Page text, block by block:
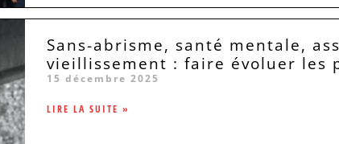
Sans-abrisme, santé mentale,
vieillissement : faire évoluer les
15 décembre 2025
LIRE LA SUITE »